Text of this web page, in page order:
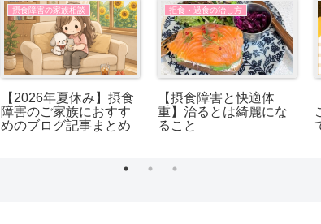
摂食障害の家族相談
【2026年夏休み】摂食
障害のご家族におすす
めのブログ記事まとめ
拒食・過食の治し方
【摂食障害と快適体
重】治るとは綺麗にな
ること